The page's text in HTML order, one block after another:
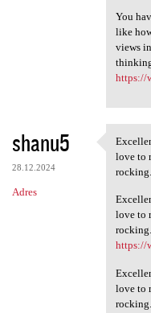
You
like
views
https://
shanu5
28.12.2024
Adres
love to
love to
https://
love to